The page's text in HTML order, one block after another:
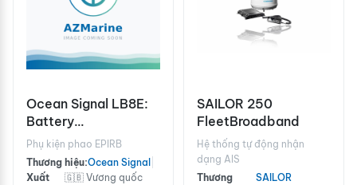
Ocean Signal LB8E:
Battery
Replacement Pack
for EPIRB1 & EPIRB1
Pro*
Phụ kiện phao EPIRB
Thương hiệu:Ocean Signal
Xuất
🇬🇧 Vương quốc
SAILOR 250
FleetBroadband
Hệ thống tự động nhận
dạng AIS
Thương
SAILOR